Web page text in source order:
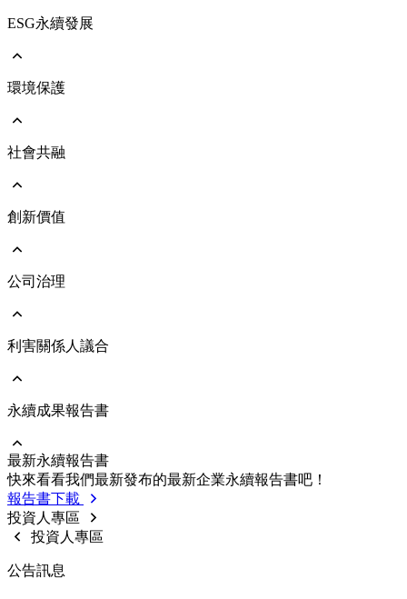
ESG永續發展
前往 ESG永續發展
響應國際倡議
執行成果亮點
環境保護
前往 環境保護
能源與氣體管理
社會共融
前往 社會共融
人權管理
社會與人文關懷
創新價值
前往 創新價值
公司治理
前往 公司治理
董事會
功能性委員會
永續供應鏈
企業誠信經營
内部稽核
重要規章制度
利害關係人議合
前往 利害關係人議合
利害關係人聯絡資訊
利害關係人投訴管道
利害關係人線上意見反應
永續成果報告書
前往 永續成果報告書
歷年報告書下載
最新永續報告書
快來看看我們最新發布的最新企業永續報告書吧！
報告書下載
投資人專區
投資人專區
公告訊息